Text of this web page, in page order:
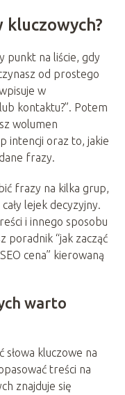
kluczowych?
punkt na liście, gdy
od prostego
w
kontaktu?”. Potem
wolumen
intencji oraz to, jakie
frazy.
frazy na kilka grup,
lejek decyzyjny.
i innego sposobu
poradnik “jak zacząć
cena” kierowaną
warto
kluczowe na
treści na
znajduje się